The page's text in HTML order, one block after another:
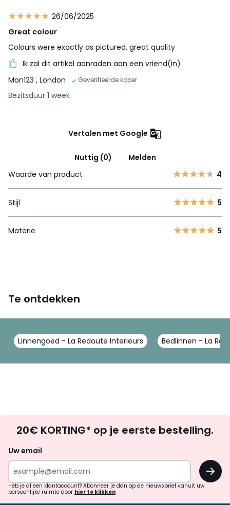
26/06/2025
Great colour
Colours were exactly as pictured, great quality
Ik zal dit artikel aanraden aan een vriend(in)
Mon123 , London Geverifieerde koper
Bezitsduur 1 week
Vertalen met Google
Nuttig (0)
Melden
Waarde van product
4
Stijl 5
Materie 5
Te ontdekken
Linnengoed - La Redoute Interieurs Bedlinnen - La
zoek
inspiratie
verrassingen?
20€ KORTING* op je eerste bestelling.
Uw email
OK
Heb je al een klantaccount? Abonneer je dan op de nieuwsbrief vanuit uw
persoonlijke ruimte door hier te klikken